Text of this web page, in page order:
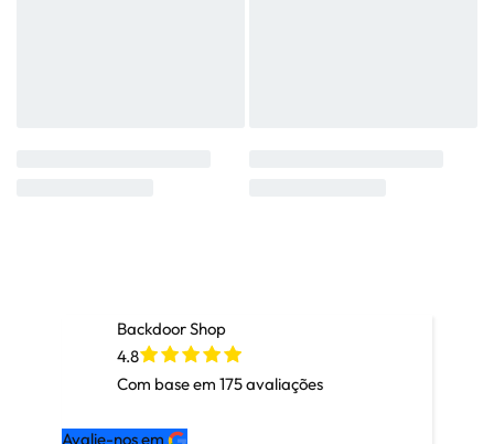
Backdoor Shop
4.8
Com base em 175avaliações
Avalie-nos em